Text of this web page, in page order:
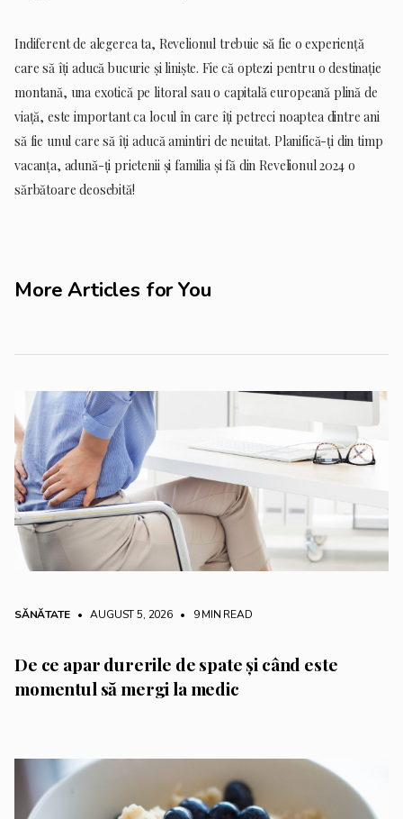
Indiferent de alegerea ta, Revelionul trebuie să fie o experiență
care să îți aducă bucurie și liniște. Fie că optezi pentru o destinație
montană, una exotică pe litoral sau o capitală europeană plină de
viață, este important ca locul în care îți petreci noaptea dintre ani
să fie unul care să îți aducă amintiri de neuitat. Planifică-ți din timp
vacanța, adună-ți prietenii și familia și fă din Revelionul 2024 o
sărbătoare deosebită!
More Articles for You
SĂNĂTATE • AUGUST 5, 2026 • 9 MIN READ
De ce apar durerile de spate și când este
momentul să mergi la medic